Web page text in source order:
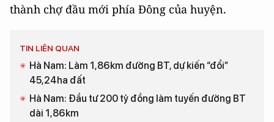
thành chợ đầu mới phía Đông của huyện.
TIN LIÊN QUAN
Hà Nam: Làm 1,86km đường BT, dự kiến “đổi”
45,24ha đất
Hà Nam: Đầu tư 200 tỷ đồng làm tuyến đường BT
dài 1,86km